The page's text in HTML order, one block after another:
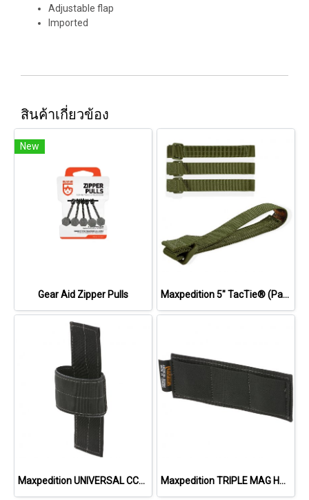
Adjustable flap
Imported
สินค้าเกี่ยวข้อง
New
Gear Aid Zipper Pulls Maxpedition 5" TacTie® (Pack of 4)
Maxpedition UNIVERSAL CCW HOLSTER Maxpedition TRIPLE MAG HOLDER